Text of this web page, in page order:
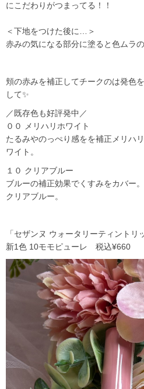
にこだわりがつまってる！！
＜下地をつけた後に…＞
赤みの気になる部分に塗ると色ムラ
頬の赤みを補正してチークのは発色
して✨
／既存色も好評発中／
００ メリハリホワイト
たるみやのっぺり感をを補正メリハ
ワイト。
１０ クリアブルー
ブルーの補正効果でくすみをカバー
クリアブルー。
「セザンヌ ウォータリーティントリ
新1色 10モモピューレ 税込¥660